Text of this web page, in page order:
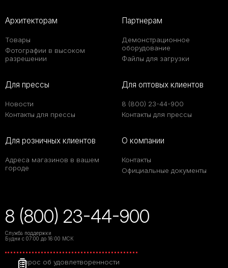
Архитекторам
Товары
Фотографии в высоком
разрешении
Партнерам
Демонстрационное
оборудование
Файлы для загрузки
Для прессы
Новости
Контакты для прессы
Для оптовых клиентов
8 (800) 23-44-900
Контакты для прессы
Для розничных клиентов
Адреса магазинов в вашем
городе
О компании
Контакты
Официальные документы
8 (800) 23-44-900
Служба поддержки
Будни с 07:00 до 16:00 МСК
Опрос об удовлетворенности